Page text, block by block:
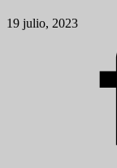
19 julio, 2023